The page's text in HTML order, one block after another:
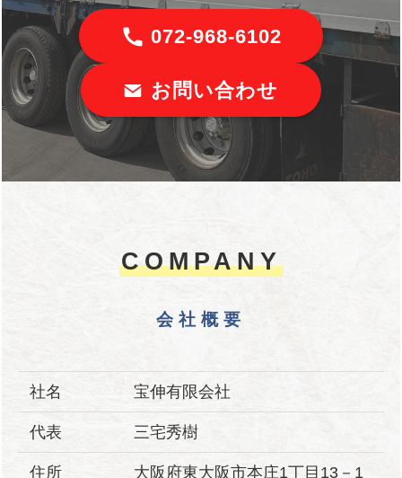
072-968-6102
お問い合わせ
COMPANY
会社概要
社名 宝伸有限会社
代表 三宅秀樹
住所 大阪府東大阪市本庄1丁目13－1